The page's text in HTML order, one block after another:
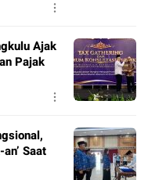
Ajak
Pajak
Saat